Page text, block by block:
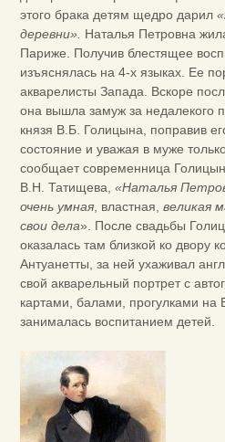
этого брака детям щедро дарил
деревни».
Наталья Петровна
Париже. Получив блестящее
изъяснялась на 4-х языках. Ее
акварелисты Запада. Вскоре
она вышла замуж за недалекого
князя В.Б. Голицына, поправив
состояние и уважая в муже
сообщает современница
В.Н. Татищева, «Наталья
очень умная , властная, великая
свои дела». После свадьбы
оказалась там близкой ко двору
Антуанетты, за ней ухаживал
свой акварельный портрет с
картами, балами, прогулками на
занималась воспитанием детей.